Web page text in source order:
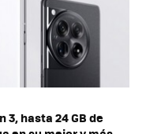
3, hasta 24 GB de